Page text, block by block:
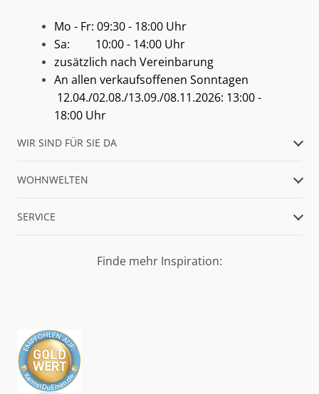
Mo - Fr: 09:30 - 18:00 Uhr
Sa: 10:00 - 14:00 Uhr
zusätzlich nach Vereinbarung
An allen verkaufsoffenen Sonntagen
12.04./02.08./13.09./08.11.2026: 13:00 -
18:00 Uhr
WIR SIND FÜR SIE DA
WOHNWELTEN
SERVICE
Finde mehr Inspiration: